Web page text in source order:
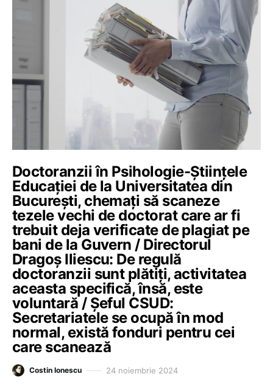
Doctoranzii în Psihologie-Științele
Educației de la Universitatea din
București, chemați să scaneze
tezele vechi de doctorat care ar fi
trebuit deja verificate de plagiat pe
bani de la Guvern / Directorul
Dragoș Iliescu: De regulă
doctoranzii sunt plătiți, activitatea
aceasta specifică, însă, este
voluntară / Șeful CSUD:
Secretariatele se ocupă în mod
normal, există fonduri pentru cei
care scanează
Costin Ionescu 24 noiembrie 2024